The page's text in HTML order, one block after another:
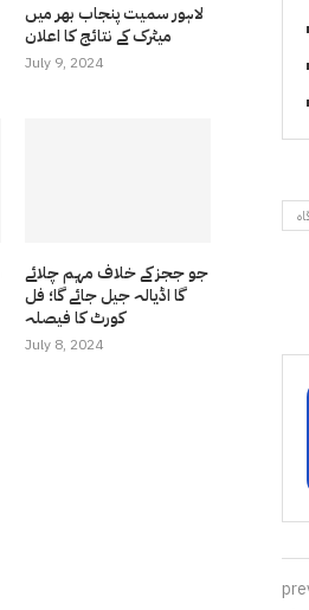
لاہور سمیت پنجاب بھر میں
میٹرک کے نتائج کا اعلان
July 9, 2024
جو ججز کے خلاف مہم چلائے
گا اڈیالہ جیل جائے گا؛ فل
کورٹ کا فیصلہ
July 8, 2024